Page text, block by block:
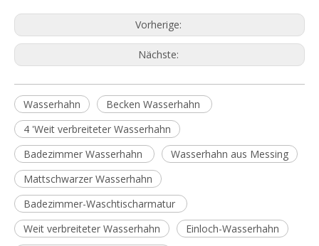
Vorherige:
Nächste:
Wasserhahn
Becken Wasserhahn
4 'Weit verbreiteter Wasserhahn
Badezimmer Wasserhahn
Wasserhahn aus Messing
Mattschwarzer Wasserhahn
Badezimmer-Waschtischarmatur
Weit verbreiteter Wasserhahn
Einloch-Wasserhahn